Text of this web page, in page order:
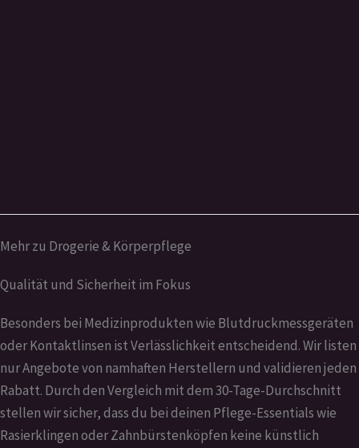
Mehr zu Drogerie & Körperpflege
Qualität und Sicherheit im Fokus
Besonders bei Medizinprodukten wie Blutdruckmessgeräten
oder Kontaktlinsen ist Verlässlichkeit entscheidend. Wir listen
nur Angebote von namhaften Herstellern und validieren jeden
Rabatt. Durch den Vergleich mit dem 30-Tage-Durchschnitt
stellen wir sicher, dass du bei deinen Pflege-Essentials wie
Rasierklingen oder Zahnbürstenköpfen keine künstlich